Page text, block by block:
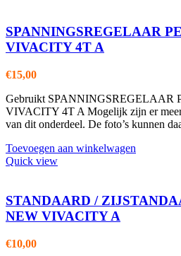
SPANNINGSREGELAAR
VIVACITY 4T A
€15,00
Gebruikt SPANNINGSREGELAAR
VIVACITY 4T A Mogelijk zijn er
van dit onderdeel. De foto’s kunnen
Toevoegen aan winkelwagen
Quick view
STANDAARD /
NEW VIVACITY A
€10,00